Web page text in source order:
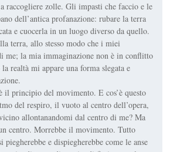
raccogliere zolle. Gli impasti che faccio e le
dell’antica profanazione: rubare la terra
e cuocerla in un luogo diverso da quello.
terra, allo stesso modo che i miei
me; la mia immaginazione non è in conflitto
realtà mi appare una forma slegata e
il principio del movimento. E cos’è questo
del respiro, il vuoto al centro dell’opera,
allontanandomi dal centro di me? Ma
centro. Morrebbe il movimento. Tutto
piegherebbe e dispiegherebbe come le anse